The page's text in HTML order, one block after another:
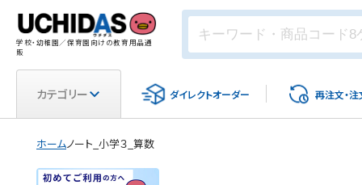
学校・幼稚園／保育園向けの教育用品通
販
カテゴリー ダイレクトオーダー 再注文・注
ホームノート_小学３_算数